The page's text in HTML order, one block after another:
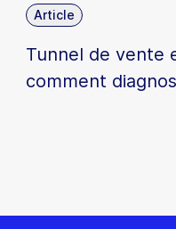
Article
Tunnel de vente
comment